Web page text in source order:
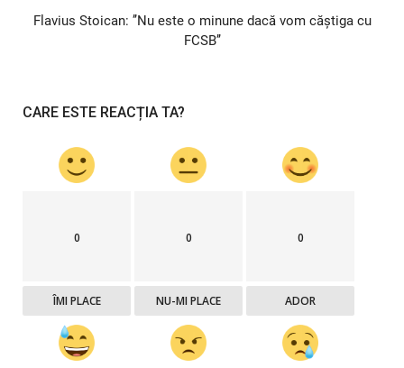
Flavius Stoican: ’’Nu este o minune dacă vom căştiga cu
FCSB’’
CARE ESTE REACȚIA TA?
0
ÎMI PLACE
0
NU-MI PLACE
0
ADOR